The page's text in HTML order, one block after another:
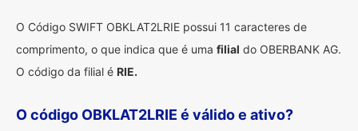
O Código SWIFT OBKLAT2LRIE possui 11 caracteres de
comprimento, o que indica que é uma filial do OBERBANK AG.
O código da filial é RIE.
O código OBKLAT2LRIE é válido e ativo?